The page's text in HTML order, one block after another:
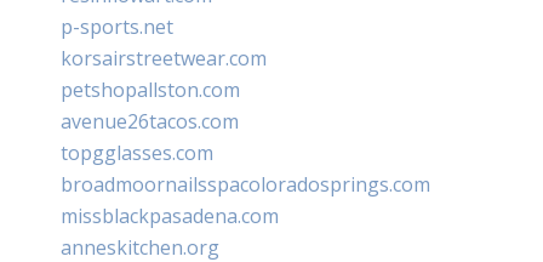
p-sports.net
korsairstreetwear.com
petshopallston.com
avenue26tacos.com
topgglasses.com
broadmoornailsspacoloradosprings.com
missblackpasadena.com
anneskitchen.org